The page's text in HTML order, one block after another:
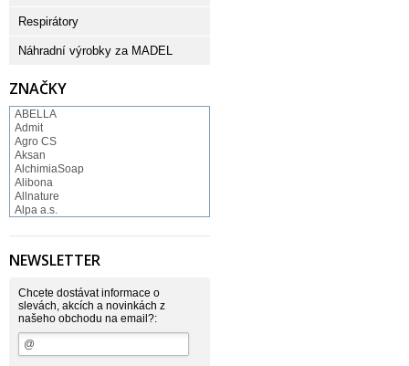
Respirátory
Náhradní výrobky za MADEL
ZNAČKY
ABELLA
Admit
Agro CS
Aksan
AlchimiaSoap
Alibona
Allnature
Alpa a.s.
Alufix
Astonish
Atlantic
AutoMax Group
Axcentive
BaL
Bateria
NEWSLETTER
Chcete dostávat informace o
slevách, akcích a novinkách z
našeho obchodu na email?: